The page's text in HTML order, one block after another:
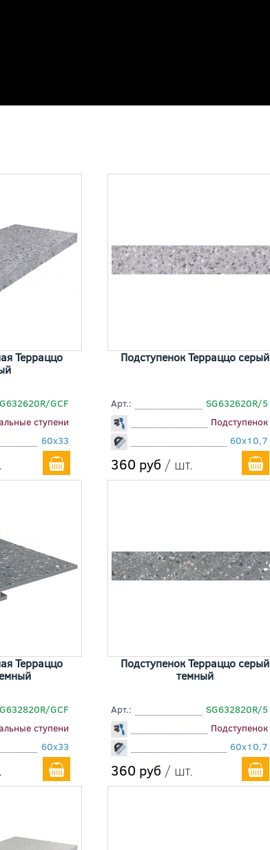
Терраццо
GCF
ступени
60x33
Подступенок Терраццо серый
Арт.:
SG632620R/5
Подступенок
60x10,7
360 руб / шт.
Терраццо
GCF
ступени
60x33
Подступенок Терраццо серый
темный
Арт.:
SG632820R/5
Подступенок
60x10,7
360 руб / шт.